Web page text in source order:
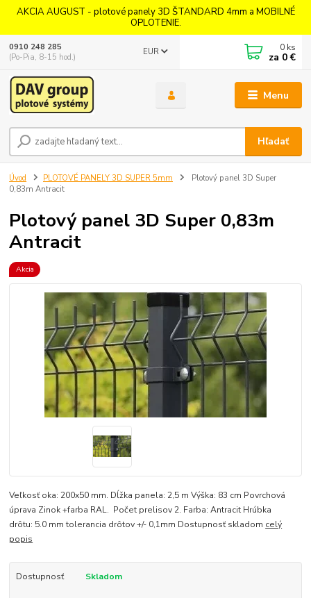
AKCIA AUGUST - plotové panely 3D ŠTANDARD 4mm a MOBILNÉ
OPLOTENIE.
Menu
EUR
Hľadať
0910 248 285
(Po-Pia, 8-15 hod.)
0 ks
za 0 €
Úvod PLOTOVÉ PANELY 3D SUPER 5mm
Plotový panel 3D Super
0,83m Antracit
Plotový panel 3D Super 0,83m
Antracit
Akcia
Veľkosť oka: 200x50 mm. Dĺžka panela: 2,5 m Výška: 83 cm Povrchová
úprava Zinok +farba RAL. Počet prelisov 2. Farba: Antracit Hrúbka
drôtu: 5.0 mm tolerancia drôtov +/- 0,1mm Dostupnosť skladom celý
popis
Dostupnosť Skladom